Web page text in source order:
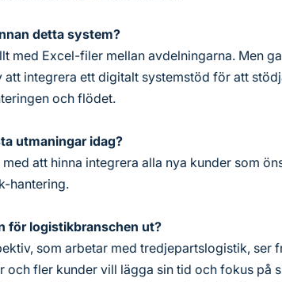
detta system?
med Excel-filer mellan avdelningarna. Men
att integrera ett digitalt systemstöd för att
och flödet.
utmaningar idag?
att hinna integrera alla nya kunder som
hantering.
för logistikbranschen ut?
som arbetar med tredjepartslogistik, ser
och fler kunder vill lägga sin tid och fokus på